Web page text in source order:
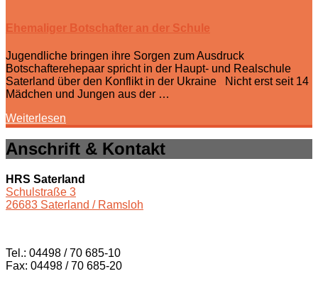
Ehemaliger Botschafter an der Schule
Jugendliche bringen ihre Sorgen zum Ausdruck
Botschafterehepaar spricht in der Haupt- und Realschule
Saterland über den Konflikt in der Ukraine Nicht erst seit 14
Mädchen und Jungen aus der …
Weiterlesen
Anschrift & Kontakt
HRS Saterland
Schulstraße 3
26683 Saterland / Ramsloh
Tel.: 04498 / 70 685-10
Fax: 04498 / 70 685-20